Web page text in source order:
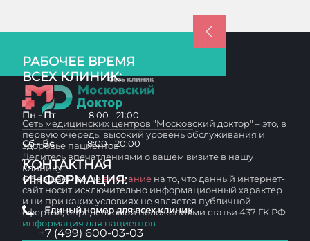
РАБОЧЕЕ ВРЕМЯ
ВСЕХ КЛИНИК:
Пн - Пт 8:00 - 21:00
Сб - Вс 8:00 - 20:00
КОНТАКТНАЯ
ИНФОРМАЦИЯ:
Единый номер для всех клиник
+7 (499) 600-03-03
Сеть медицинских центров "Московский доктор" – это, в
первую очередь, высокий уровень обслуживания и
здоровье пациентов
Делитесь впечатлениями о вашем визите в нашу
клинику
Обращаем вашевнимание на то, что данный интернет-
сайт носит исключительно информационный характер
и ни при каких условиях не является публичной
офертой, определяемой положениями статьи 437 ГК РФ
информация для пациентов